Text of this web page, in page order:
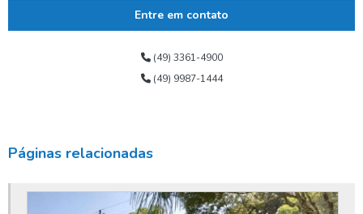
Bomba submersa alta vazão
Bomba submersa para poço artesiano
Entre em contato
(49) 3361-4900
(49) 9987-1444
Páginas relacionadas